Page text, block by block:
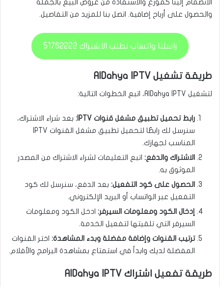
الانضمام إلينا كموزع والاستفادة من عروض البيع بالجملة
والحصول على أرباح إضافية. اتصل بنا للمزيد من التفاصيل.
راسلنا واتساب لطلب الاشتراك 51762222
طريقة تشغيل AlDahya IPTV
لتشغيل AlDahya IPTV، اتبع الخطوات التالية:
رابط تحميل تطبيق مشغل قنوات IPTV:
بعد شراء الاشتراك،
سنرسل لك رابطًا لتحميل تطبيق مشغل القنوات IPTV
المناسب لجهازك.
الاشتراك والدفع: اتبع التعليمات لشراء الاشتراك من المصدر
الموثوق به.
الحصول على كود التفعيل: بعد الدفع، سنرسل لك كود
التفعيل عبر الواتساب أو البريد الإلكتروني.
إدخال الكود ومعلومات السيرفر: ادخل الكود ومعلومات
السيرفر التي تلقيتها لتفعيل الخدمة.
ترتيب القنوات وإضافة مفضلة وبدء المشاهدة: اختر القنوات
المفضلة لديك وابدأ في استمتاع بمشاهدة البرامج والأفلام.
طريقة تفعيل اشتراك AlDahya IPTV